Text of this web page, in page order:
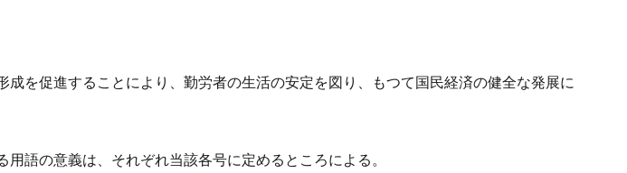
成を促進することにより、勤労者の生活の安定を図り、もつて国民経済の健全な発展に
語の意義は、それぞれ当該各号に定めるところによる。